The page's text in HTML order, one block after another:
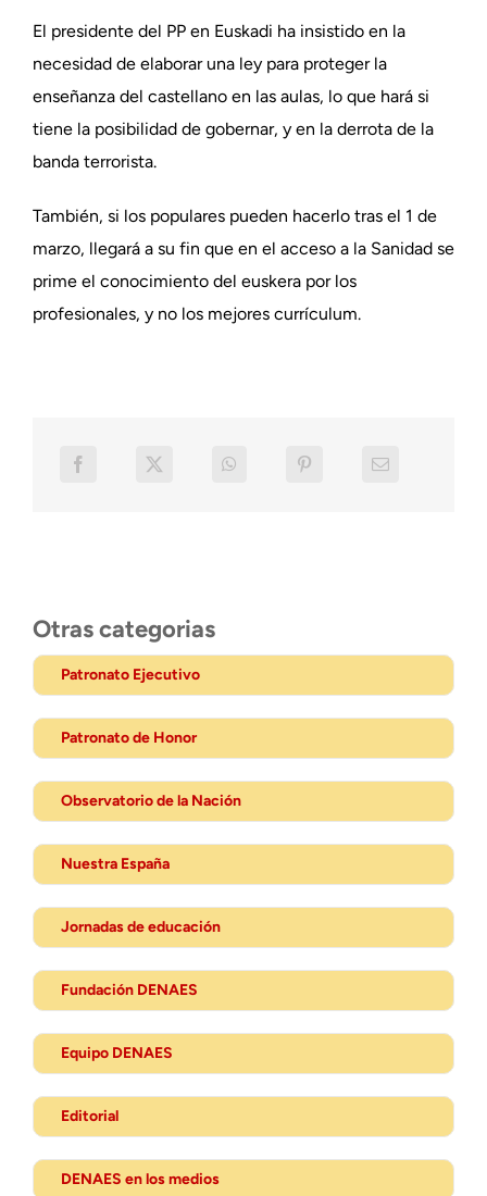
El presidente del PP en Euskadi ha insistido en la
necesidad de elaborar una ley para proteger la
enseñanza del castellano en las aulas, lo que hará si
tiene la posibilidad de gobernar, y en la derrota de la
banda terrorista.
También, si los populares pueden hacerlo tras el 1 de
marzo, llegará a su fin que en el acceso a la Sanidad se
prime el conocimiento del euskera por los
profesionales, y no los mejores currículum.
Otras categorias
Patronato Ejecutivo
Patronato de Honor
Observatorio de la Nación
Nuestra España
Jornadas de educación
Fundación DENAES
Equipo DENAES
Editorial
DENAES en los medios